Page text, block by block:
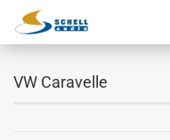
VW Caravelle